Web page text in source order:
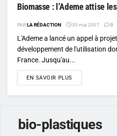
Biomasse : l’Ademe attise
PARLA RÉDACTION 30 mai 2007 0
L'Ademe a lancé un appel à
développement de l'utilisation
France. Jusqu'au...
EN SAVOIR PLUS
bio-plastiques